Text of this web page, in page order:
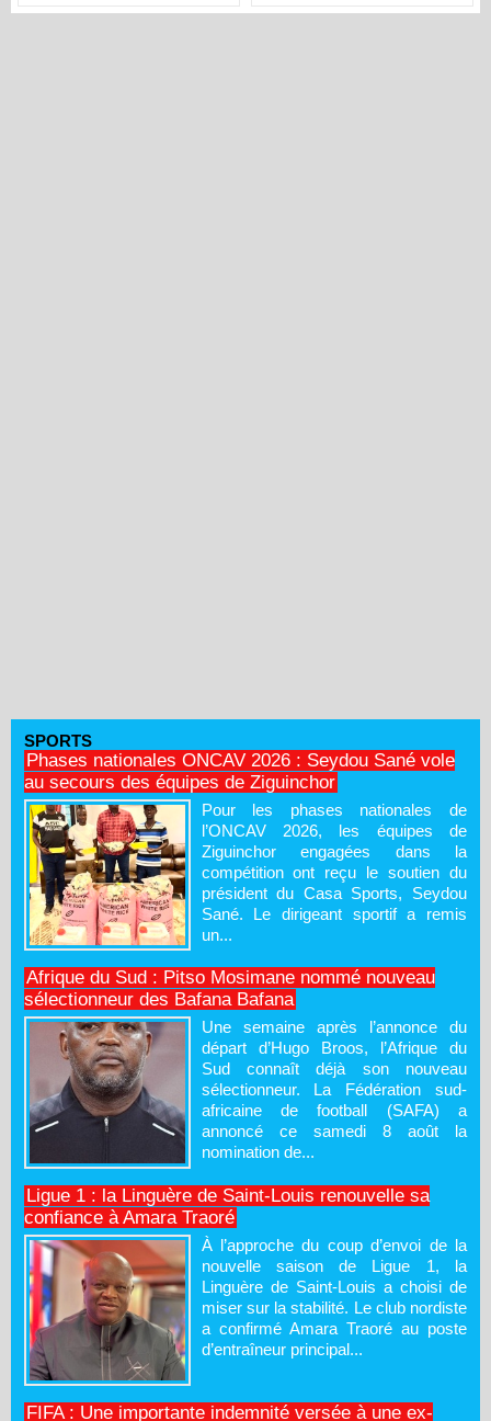
SPORTS
Phases nationales ONCAV 2026 : Seydou Sané vole
au secours des équipes de Ziguinchor
Pour les phases nationales de
l’ONCAV 2026, les équipes de
Ziguinchor engagées dans la
compétition ont reçu le soutien du
président du Casa Sports, Seydou
Sané. Le dirigeant sportif a remis
un...
Afrique du Sud : Pitso Mosimane nommé nouveau
sélectionneur des Bafana Bafana
Une semaine après l’annonce du
départ d’Hugo Broos, l’Afrique du
Sud connaît déjà son nouveau
sélectionneur. La Fédération sud-
africaine de football (SAFA) a
annoncé ce samedi 8 août la
nomination de...
Ligue 1 : la Linguère de Saint-Louis renouvelle sa
confiance à Amara Traoré
À l’approche du coup d’envoi de la
nouvelle saison de Ligue 1, la
Linguère de Saint-Louis a choisi de
miser sur la stabilité. Le club nordiste
a confirmé Amara Traoré au poste
d’entraîneur principal...
FIFA : Une importante indemnité versée à une ex-